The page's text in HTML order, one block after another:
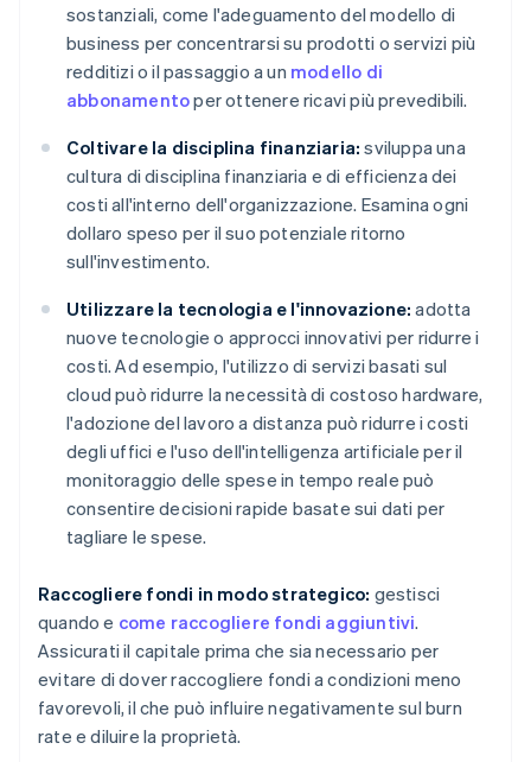
sostanziali, come l'adeguamento del modello di
business per concentrarsi su prodotti o servizi più
redditizi o il passaggio a un modello di
abbonamentoper ottenere ricavi più prevedibili.
Coltivare la disciplina finanziaria: sviluppa una
cultura di disciplina finanziaria e di efficienza dei
costi all'interno dell'organizzazione. Esamina ogni
dollaro speso per il suo potenziale ritorno
sull'investimento.
Utilizzare la tecnologia e l'innovazione: adotta
nuove tecnologie o approcci innovativi per ridurre i
costi. Ad esempio, l'utilizzo di servizi basati sul
cloud può ridurre la necessità di costoso hardware,
l'adozione del lavoro a distanza può ridurre i costi
degli uffici e l'uso dell'intelligenza artificiale per il
monitoraggio delle spese in tempo reale può
consentire decisioni rapide basate sui dati per
tagliare le spese.
Raccogliere fondi in modo strategico: gestisci
quando e come raccogliere fondi aggiuntivi.
Assicurati il capitale prima che sia necessario per
evitare di dover raccogliere fondi a condizioni meno
favorevoli, il che può influire negativamente sul burn
rate e diluire la proprietà.